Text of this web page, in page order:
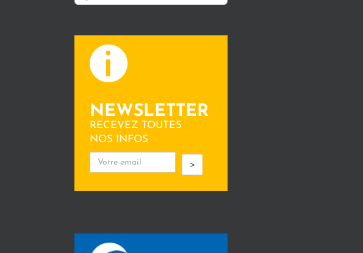
NEWSLETTER
RECEVEZ TOUTES
NOS INFOS
>